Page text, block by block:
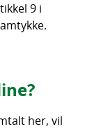
9 i
her, vil